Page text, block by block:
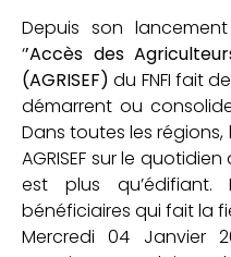
Depuis son
‘’Accès des
(AGRISEF)du FNFI fait
démarrent ou
Dans toutes les
AGRISEF sur le
est plus
bénéficiaires qui fait la
Mercredi 04 Janvier